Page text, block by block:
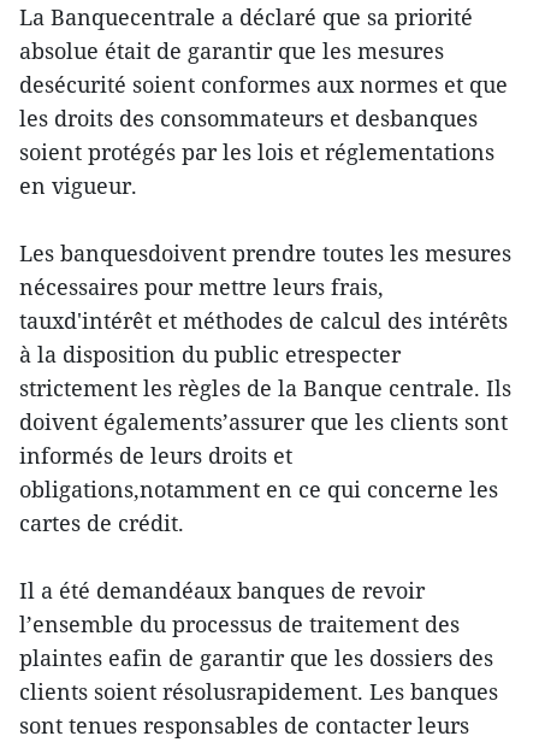
La Banquecentrale a déclaré que sa priorité
absolue était de garantir que les mesures
desécurité soient conformes aux normes et que
les droits des consommateurs et desbanques
soient protégés par les lois et réglementations
en vigueur.
Les banquesdoivent prendre toutes les mesures
nécessaires pour mettre leurs frais,
tauxd'intérêt et méthodes de calcul des intérêts
à la disposition du public etrespecter
strictement les règles de la Banque centrale. Ils
doivent égalements’assurer que les clients sont
informés de leurs droits et
obligations,notamment en ce qui concerne les
cartes de crédit.
Il a été demandéaux banques de revoir
l’ensemble du processus de traitement des
plaintes eafin de garantir que les dossiers des
clients soient résolusrapidement. Les banques
sont tenues responsables de contacter leurs